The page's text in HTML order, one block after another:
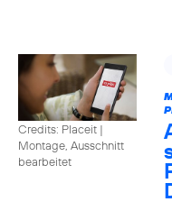
Credits: Placeit |
Montage, Ausschnitt
bearbeitet